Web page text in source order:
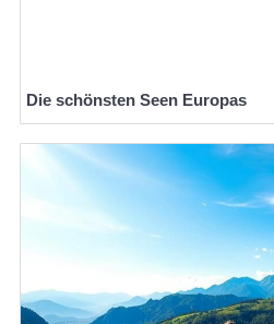
Die schönsten Seen Europas